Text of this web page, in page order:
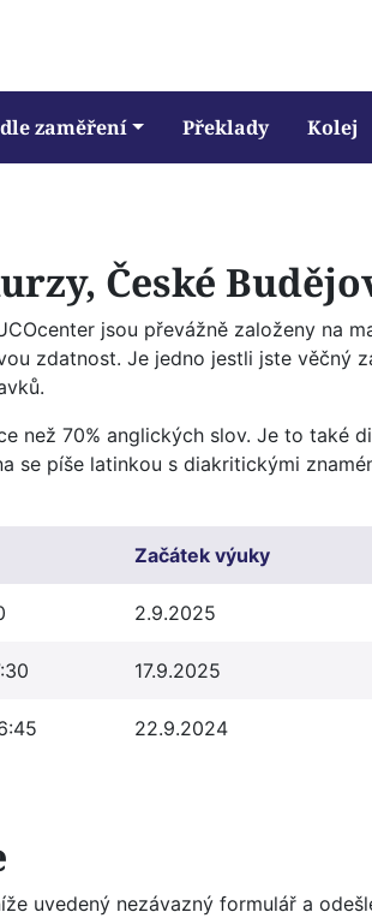
zaměření Překlady Kolej
České
jsou převážně založeny na
zdatnost. Je jedno jestli jste věčný
než 70% anglických slov. Je to také
se píše latinkou s diakritickými
Začátek výuky
2.9.2025
17.9.2025
22.9.2024
uvedený nezávazný formulář a